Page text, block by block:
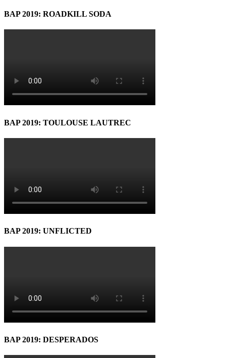
BAP 2019: ROADKILL SODA
BAP 2019: TOULOUSE LAUTREC
BAP 2019: UNFLICTED
BAP 2019: DESPERADOS